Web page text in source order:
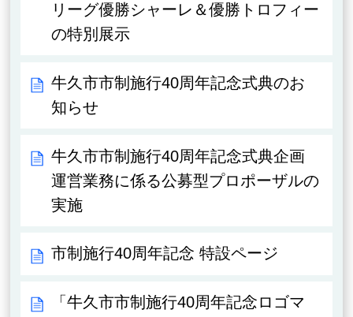
リーグ優勝シャーレ＆優勝トロフィー
の特別展示
牛久市市制施行40周年記念式典のお
知らせ
牛久市市制施行40周年記念式典企画
運営業務に係る公募型プロポーザルの
実施
市制施行40周年記念 特設ページ
「牛久市市制施行40周年記念ロゴマ